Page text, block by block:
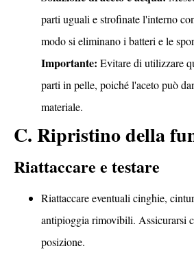
parti uguali e strofinate l'interno
modo si eliminano i batteri e le
Importante: Evitare di utilizzare
parti in pelle, poiché l'aceto può
materiale.
C. Ripristino della
Riattaccare e testare
Riattaccare eventuali cinghie,
antipioggia rimovibili. Assicurarsi
posizione.